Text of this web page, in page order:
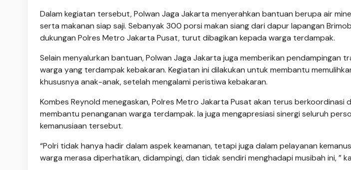
Dalam kegiatan tersebut, Polwan Jaga Jakarta menyerahkan bantuan berupa air
serta makanan siap saji. Sebanyak 300 porsi makan siang dari dapur lapangan
dukungan Polres Metro Jakarta Pusat, turut dibagikan kepada warga terdampak.
Selain menyalurkan bantuan, Polwan Jaga Jakarta juga memberikan pendampingan
warga yang terdampak kebakaran. Kegiatan ini dilakukan untuk membantu
khususnya anak-anak, setelah mengalami peristiwa kebakaran.
Kombes Reynold menegaskan, Polres Metro Jakarta Pusat akan terus berkoordinasi
membantu penanganan warga terdampak. Ia juga mengapresiasi sinergi seluruh
kemanusiaan tersebut.
“Polri tidak hanya hadir dalam aspek keamanan, tetapi juga dalam pelayanan
warga merasa diperhatikan, didampingi, dan tidak sendiri menghadapi musibah ini, ”